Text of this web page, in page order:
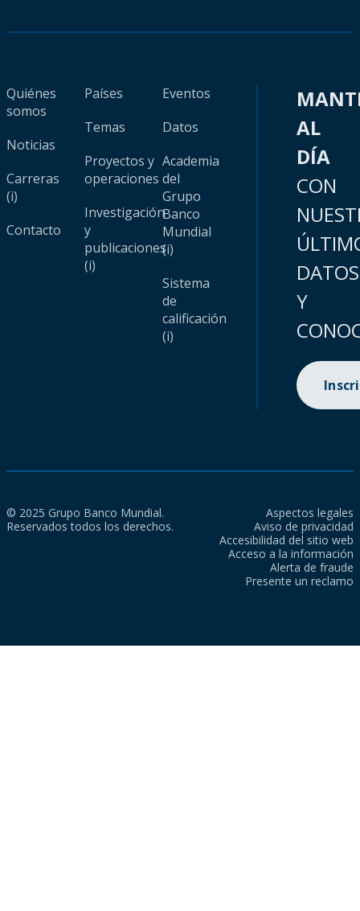
Quiénes
somos
Noticias
Carreras
(i)
Contacto
Países
Temas
Proyectos y
operaciones
Investigación
y
publicaciones
(i)
Eventos
Datos
Academia
del
Grupo
Banco
Mundial
(i)
Sistema
de
calificación
(i)
AL
DÍA
CON
DATOS
Y
© 2025 Grupo Banco Mundial.
Reservados todos los derechos.
Aspectos legales
Aviso de privacidad
Accesibilidad del sitio web
Acceso a la información
Alerta de fraude
Presente un reclamo